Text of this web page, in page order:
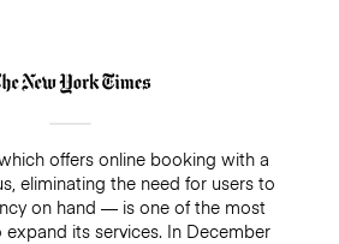
offers online booking with a
eliminating the need for users to
on hand — is one of the most
its services. In December